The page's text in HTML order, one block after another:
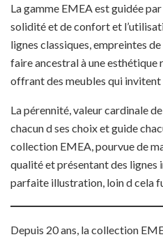
La gamme EMEA est guidée
solidité et de confort et
lignes classiques, empreintes
faire ancestral à une
offrant des meubles qui invitent
La pérennité, valeur cardinale
chacun d ses choix et guide
collection EMEA, pourvue de
qualité et présentant des lignes
parfaite illustration, loin d cela
Depuis 20 ans, la collection